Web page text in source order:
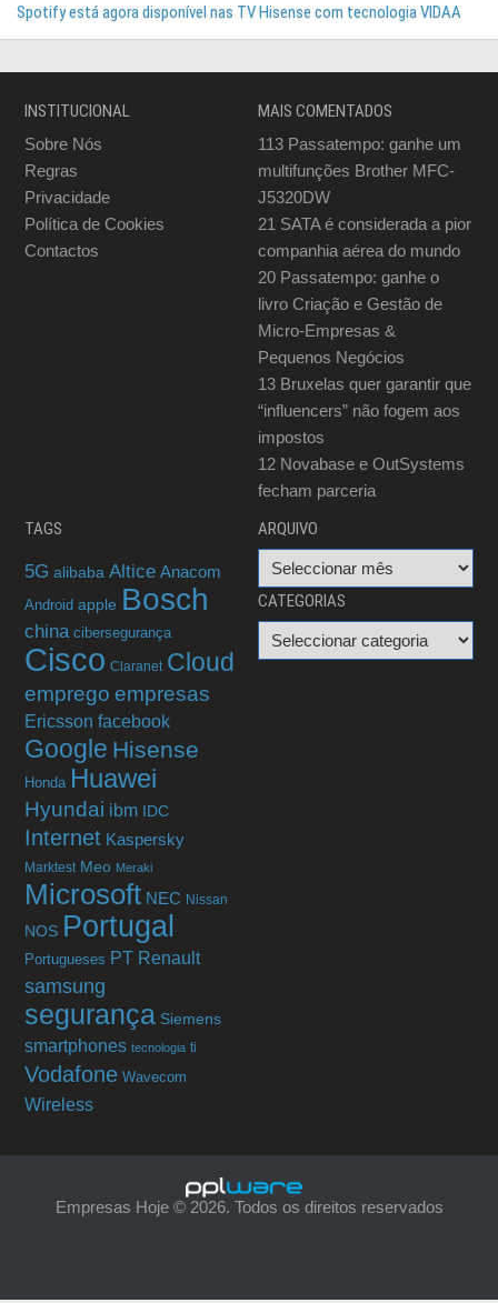
Spotify está agora disponível nas TV Hisense com tecnologia VIDAA
INSTITUCIONAL
Sobre Nós
Regras
Privacidade
Política de Cookies
Contactos
MAIS COMENTADOS
113 Passatempo: ganhe um
multifunções Brother MFC-
J5320DW
21 SATA é considerada a pior
companhia aérea do mundo
20 Passatempo: ganhe o
livro Criação e Gestão de
Micro-Empresas &
Pequenos Negócios
13 Bruxelas quer garantir que
“influencers” não fogem aos
impostos
12 Novabase e OutSystems
fecham parceria
TAGS
5G alibaba Altice Anacom
Android apple Bosch
china cibersegurança
Cisco Claranet Cloud
emprego empresas
Ericsson facebook
Google Hisense
Honda Huawei
Hyundai ibm IDC
Internet Kaspersky
Marktest Meo Meraki
Microsoft NEC Nissan
NOS Portugal
Portugueses PT Renault
samsung
segurança Siemens
smartphones tecnologia ti
Vodafone Wavecom
Wireless
ARQUIVO
Arquivo
CATEGORIAS
Categorias
Empresas Hoje © 2026. Todos os direitos reservados